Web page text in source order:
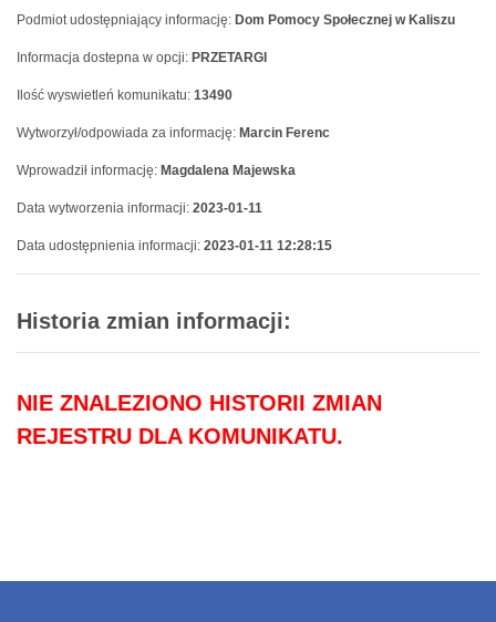
Podmiot udostępniający informację: Dom Pomocy Społecznej w Kaliszu
Informacja dostepna w opcji: PRZETARGI
Ilość wyswietleń komunikatu: 13490
Wytworzył/odpowiada za informację: Marcin Ferenc
Wprowadził informację: Magdalena Majewska
Data wytworzenia informacji: 2023-01-11
Data udostępnienia informacji: 2023-01-11 12:28:15
Historia zmian informacji:
NIE ZNALEZIONO HISTORII ZMIAN
REJESTRU DLA KOMUNIKATU.